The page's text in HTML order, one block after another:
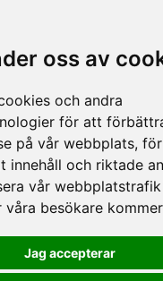
oss av
och andra
för att
på vår webbplats,
innehåll och riktade
vår
besökare
Jag accepterar